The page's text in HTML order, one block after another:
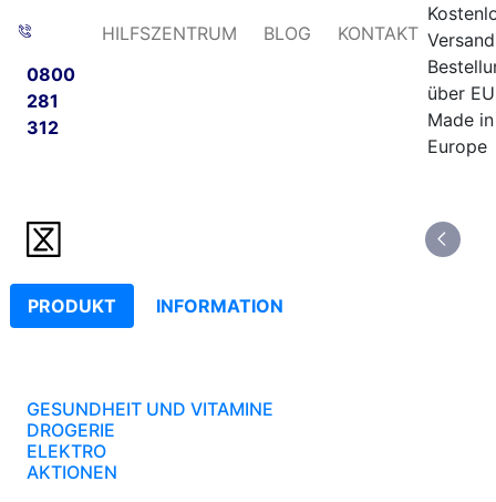
0800
281
312
HILFSZENTRUM BLOG KONTAKT
über
Made in
Europe
PRODUKT INFORMATION
GESUNDHEIT UND VITAMINE
DROGERIE
ELEKTRO
AKTIONEN